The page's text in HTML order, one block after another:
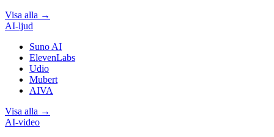
Visa alla →
AI-ljud
Suno AI
ElevenLabs
Udio
Mubert
AIVA
Visa alla →
AI-video